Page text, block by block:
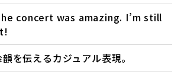
concert was amazing. I’m still
を伝えるカジュアル表現。